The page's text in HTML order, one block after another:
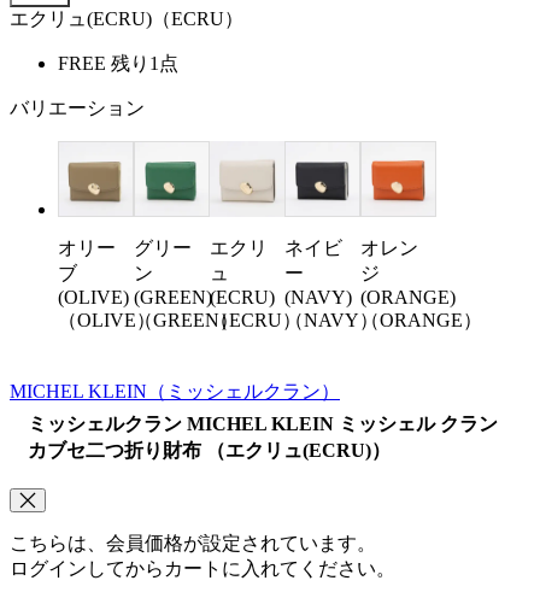
エクリュ(ECRU)（ECRU）
FREE 残り1点
バリエーション
オリー
ブ
(OLIVE)
（OLIVE）
グリー
ン
(GREEN)
（GREEN）
エクリ
ュ
(ECRU)
（ECRU）
ネイビ
ー
(NAVY)
（NAVY）
オレン
ジ
(ORANGE)
（ORANGE）
MICHEL KLEIN （ミッシェルクラン）
ミッシェルクラン MICHEL KLEIN ミッシェル クラン
カブセ二つ折り財布 （エクリュ(ECRU)）
こちらは、会員価格が設定されています。
ログインしてからカートに入れてください。